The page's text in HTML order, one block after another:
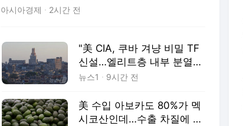
예상돼 가격 상승 우려도 커지고 있다. 5일(현
터 미초아칸주에서 미국 정부의 업무를 중단
한다고 밝혔
아시아경제 2시간 전
"美 CIA, 쿠바 겨냥 비밀 TF
신설…엘리트층 내부 분열
획책"
뉴스1 9시간 전
美 수입 아보카도 80%가 멕
시코산인데…수출 차질에 가